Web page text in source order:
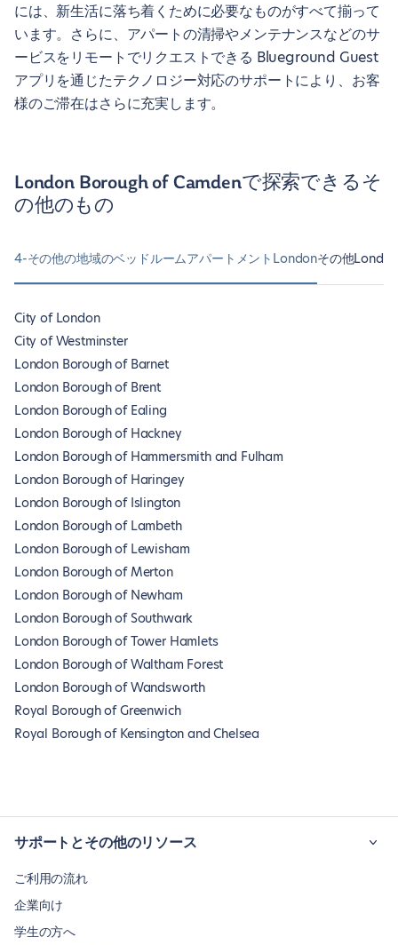
には、新生活に落ち着くために必要なものがすべて揃って
います。さらに、アパートの清掃やメンテナンスなどのサ
ービスをリモートでリクエストできる Blueground Guest
アプリを通じたテクノロジー対応のサポートにより、お客
様のご滞在はさらに充実します。
London Borough of Camdenで探索できるそ
の他のもの
4-その他の地域のベッドルームアパートメントLondonその他
City of London
City of Westminster
London Borough of Barnet
London Borough of Brent
London Borough of Ealing
London Borough of Hackney
London Borough of Hammersmith and Fulham
London Borough of Haringey
London Borough of Islington
London Borough of Lambeth
London Borough of Lewisham
London Borough of Merton
London Borough of Newham
London Borough of Southwark
London Borough of Tower Hamlets
London Borough of Waltham Forest
London Borough of Wandsworth
Royal Borough of Greenwich
Royal Borough of Kensington and Chelsea
サポートとその他のリソース
ご利用の流れ
企業向け
学生の方へ